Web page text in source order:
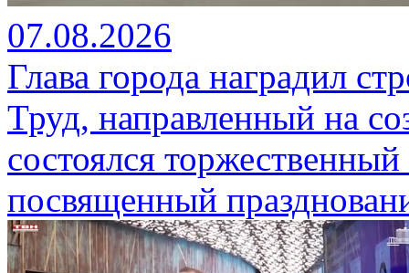
07.08.2026
Глава города наградил
Труд, направленный на
состоялся
посвященный